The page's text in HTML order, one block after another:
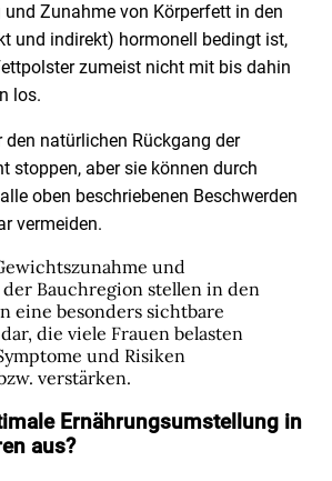
und Zunahme von Körperfett in den
und indirekt) hormonell bedingt ist,
zumeist nicht mit bis dahin
los.
den natürlichen Rückgang der
stoppen, aber sie können durch
oben beschriebenen Beschwerden
vermeiden.
und
Bauchregion stellen in den
eine besonders sichtbare
die viele Frauen belasten
und Risiken
verstärken.
Ernährungsumstellung in
aus?